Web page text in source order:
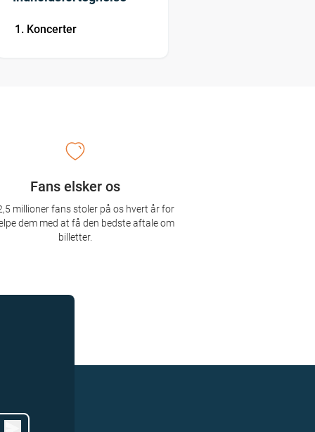
Koncerter
Fans elsker os
millioner fans stoler på os hvert år for
dem med at få den bedste aftale om
billetter.